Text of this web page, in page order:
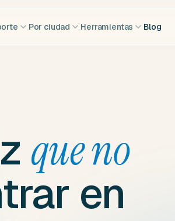
Por ciudad Herramientas Blog
que no
en